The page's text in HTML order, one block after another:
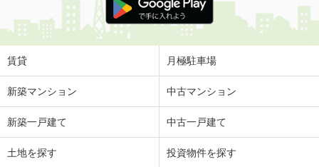
賃貸 月極駐車場
新築マンション 中古マンション
新築一戸建て 中古一戸建て
土地を探す 投資物件を探す